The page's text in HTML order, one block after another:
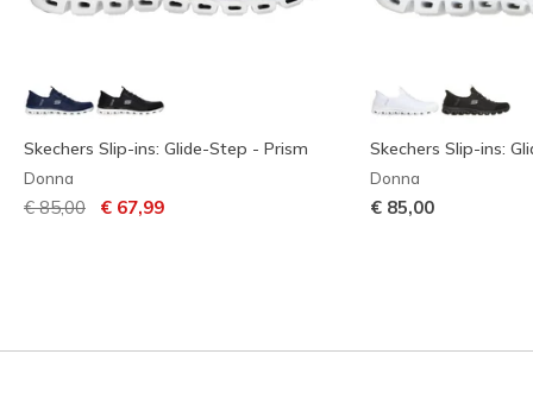
Skechers Slip-ins: Glide-Step - Prism
Donna
Prezzo ridotto da
€ 85,00 per
€ 67,99
Skechers Slip-ins:
Donna
€ 85,00